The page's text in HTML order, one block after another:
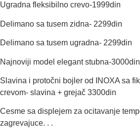
Ugradna fleksibilno crevo-1999din
Delimano sa tusem zidna- 2299din
Delimano sa tusem ugradna- 2299din
Najnoviji model elegant stubna-
Slavina i protočni bojler od INOXA sa
crevom- slavina + grejač 3300din
Cesme sa displejem za ocitavanje
zagrevajuce. . .